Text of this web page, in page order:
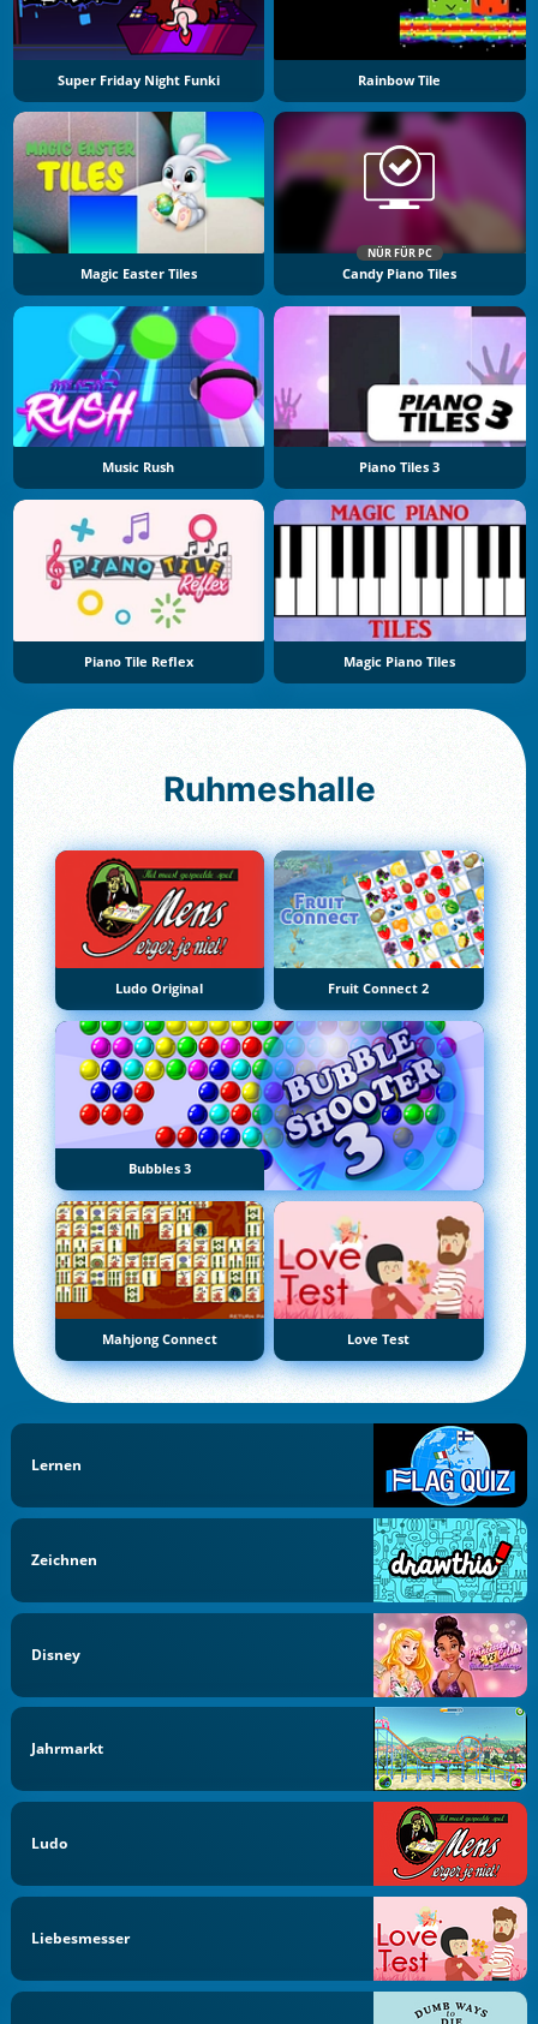
Super Friday Night Funki Rainbow Tile
Magic Easter Tiles
NÜR FÜR PC
Candy Piano Tiles
Music Rush Piano Tiles 3
Piano Tile Reflex Magic Piano Tiles
Ruhmeshalle
Ludo Original Fruit Connect 2
Bubbles 3
Mahjong Connect Love Test
Lernen
Zeichnen
Disney
Jahrmarkt
Ludo
Liebesmesser